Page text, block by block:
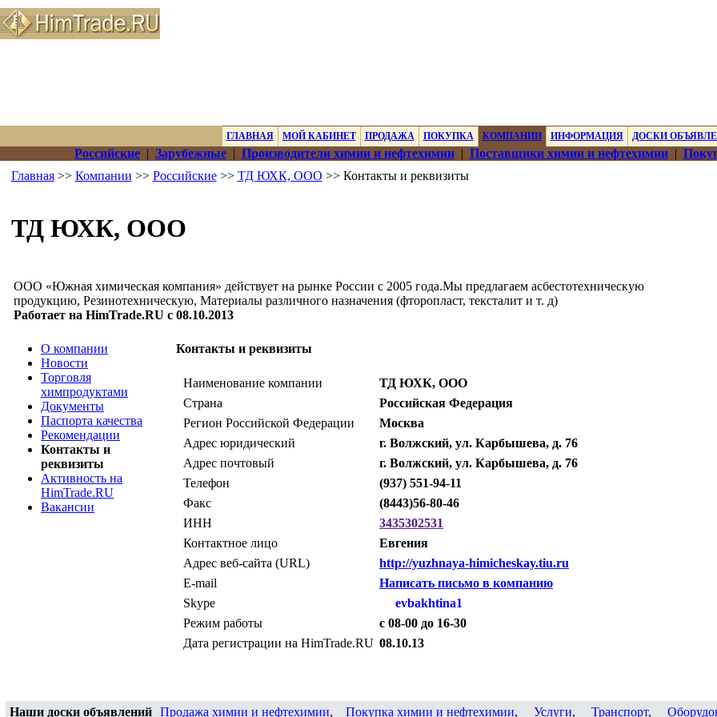
ГЛАВНАЯ МОЙ КАБИНЕТ ПРОДАЖА ПОКУПКА КОМПАНИИ ИНФОРМАЦИЯ ДОСКИ
Российские| Зарубежные| Производители химии и нефтехимии| Поставщики химии и нефтехимии|
Главная>> Компании >> Российские>> ТД ЮХК, ООО >> Контакты и реквизиты
ТД ЮХК, ООО
ООО «Южная химическая компания» действует на рынке России с 2005 года.Мы предлагаем асбестотехническую
продукцию, Резинотехническую, Материалы различного назначения (фторопласт, тексталит и т. д)
Работает на HimTrade.RU с 08.10.2013
О компании
Новости
Торговля
химпродуктами
Документы
Паспорта качества
Рекомендации
Контакты и
реквизиты
Активность на
HimTrade.RU
Вакансии
Контакты и реквизиты
Наименование компании
ТД ЮХК, ООО
Страна
Российская Федерация
Регион Российской Федерации
Москва
Адрес юридический
г. Волжский, ул. Карбышева, д. 76
Адрес почтовый
г. Волжский, ул. Карбышева, д. 76
Телефон
(937) 551-94-11
Факс
(8443)56-80-46
ИНН
3435302531
Контактное лицо
Евгения
Адрес веб-сайта (URL)
http://yuzhnaya-himicheskay.tiu.ru
E-mail
Написать письмо в компанию
Skype
evbakhtina1
Режим работы
c 08-00 до 16-30
Дата регистрации на HimTrade.RU 08.10.13
Наши доски объявлений Продажа химии и нефтехимии, Покупка химии и нефтехимии, Услуги, Транспорт,